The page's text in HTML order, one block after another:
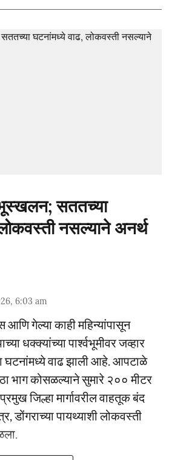
सततच्या
नसल्याने अनर्थ
6:03 am
गेल्या काही महिन्यांपासून
धक्क्यांच्या पार्श्वभूमीवर जव्हार
घटनांमध्ये वाढ झाली आहे. आपटाळे
भाग कोसळल्याने सुमारे २०० मीटर
जिल्हा मार्गावरील वाहतूक बंद
डोंगराच्या पायथ्याशी लोकवस्ती